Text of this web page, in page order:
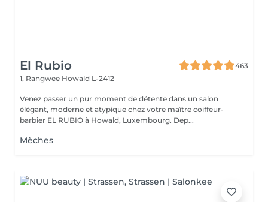
El Rubio
463
1, Rangwee Howald L-2412
Venez passer un pur moment de détente dans un salon
élégant, moderne et atypique chez votre maître coiffeur-
barbier EL RUBIO à Howald, Luxembourg. Dep...
Mèches